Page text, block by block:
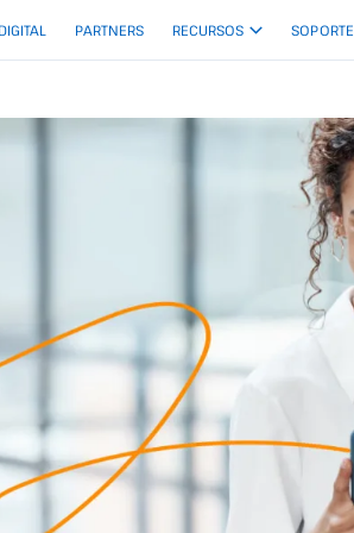
PARTNERS RECURSOS SOPORTE